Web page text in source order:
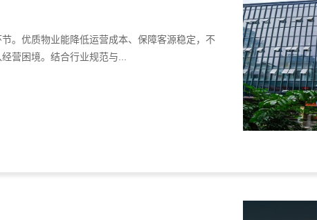
。优质物业能降低运营成本、保障客源稳定，不
营困境。结合行业规范与...